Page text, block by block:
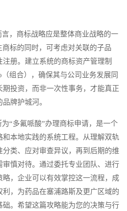
，商标战略应是整体商业战略的一
标的同时，可考虑对关联的子品
册。建立系统的商标资产管理制
组合），确保其与公司业务发展同
投资，而非一次性事务，才能真正
牌护城河。
多氟哌酸”办理商标申请，是一个
本地实践的系统工程。从理解双轨
类、应对审查异议，再到后期的维
慎对待。通过委托专业团队、进行
，企业可以有效掌控这一流程，成
，为药品在塞浦路斯及更广区域的
。希望这篇攻略能为您的决策与行